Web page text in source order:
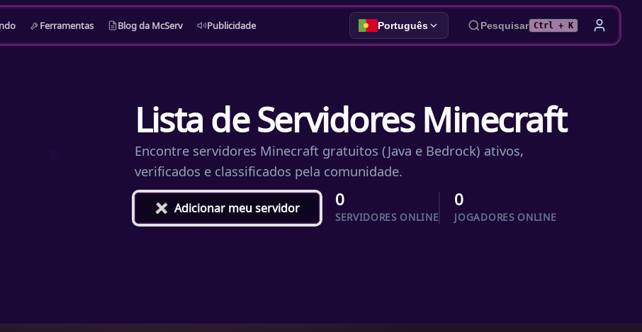
Ferramentas Blog da McServ Publicidade Português Pesquisar Ctrl + K
Lista de Servidores Minecraft
Encontre servidores Minecraft gratuitos (Java e Bedrock) ativos,
verificados e classificados pela comunidade.
+Adicionar meu servidor 0
SERVIDORES ONLINE
0
JOGADORES ONLINE